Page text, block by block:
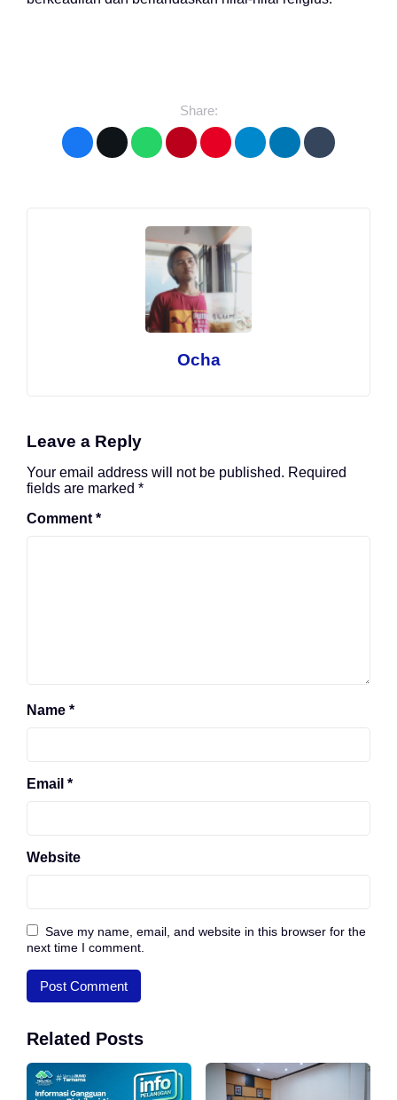
Share:
Ocha
Leave a Reply
Your email address will not be published. Required
fields are marked *
Comment *
Name *
Email *
Website
Save my name, email, and website in this browser for the
next time I comment.
Related Posts